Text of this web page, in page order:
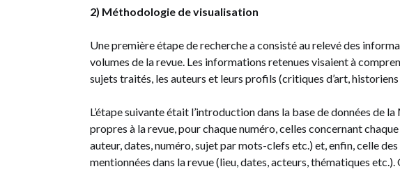
2) Méthodologie de visualisation
Une première étape de recherche a consisté au relevé des
volumes de la revue. Les informations retenues visaient à
sujets traités, les auteurs et leurs profils (critiques d’art,
L’étape suivante était l’introduction dans la base de données de
propres à la revue, pour chaque numéro, celles concernant
auteur, dates, numéro, sujet par mots-clefs etc.) et, enfin, celle
mentionnées dans la revue (lieu, dates, acteurs, thématiques